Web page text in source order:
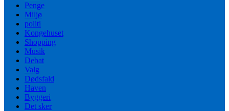
Penge
Miljø
politi
Kongehuset
Shopping
Musik
Debat
Valg
Dødsfald
Haven
Byggeri
Det sker